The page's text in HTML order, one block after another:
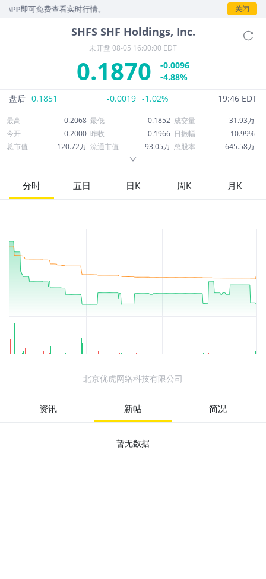
即可免费查看实时行情。 关闭
SHFS SHF Holdings, Inc.
未开盘 08-05 16:00:00 EDT
0.1870
-0.0096
-4.88%
盘后 0.1851 -0.0019 -1.02% 19:46 EDT
最高 0.2068 最低 0.1852 成交量
31.93万
今开
0.2000 昨收 0.1966 日振幅
10.99%
总市值
120.72万 流通市值 93.05万 总股本
645.58万
52周最高
9.19 市盈率
-0.20
股息
分时 五日 日K 周K 月K
北京优虎网络科技有限公司
资讯 新帖 简况
暂无数据